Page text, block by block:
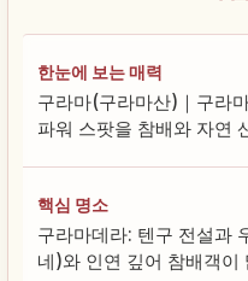
한눈에 보는 매력
구라마(구라마산)｜구라
파워 스팟을 참배와 자연
핵심 명소
구라마데라: 텐구 전설과
네)와 인연 깊어 참배객이